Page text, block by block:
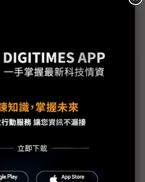
睽違半世紀再探月球：
17 Pro 蘋果硬體隨Artemis II